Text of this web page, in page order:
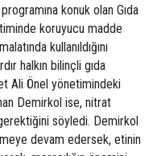
konuk olan Gıda
koruyucu madde
kullanıldığını
halkın bilinçli gıda
Ali Önel yönetimindeki
Demirkol ise, nitrat
söyledi. Demirkol
devam edersek, etinin